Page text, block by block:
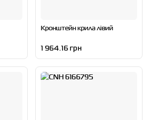
Кронштейн крила лівий
1 964.16 грн